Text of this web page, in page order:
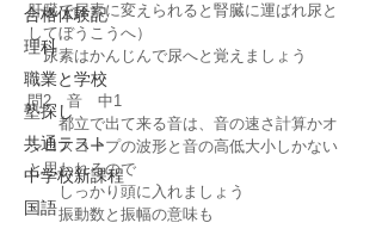
合格体験記
理科
職業と学校
塾探し
共通テスト
中学校新課程
国語
肝臓で尿素に変えられると腎臓に運ばれ尿と
してぼうこうへ）
尿素はかんじんで尿へと覚えましょう
問2　音　中1
都立で出て来る音は、音の速さ計算かオ
シロスコープの波形と音の高低大小しかない
と思われるので
しっかり頭に入れましょう
振動数と振幅の意味も